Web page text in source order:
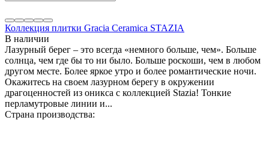
Коллекция плитки Gracia Ceramica STAZIA
В наличии
Лазурный берег – это всегда «немного больше, чем». Больше
солнца, чем где бы то ни было. Больше роскоши, чем в любом
другом месте. Более яркое утро и более романтические ночи.
Окажитесь на своем лазурном берегу в окружении
драгоценностей из оникса с коллекцией Stazia! Тонкие
перламутровые линии и...
Страна производства: